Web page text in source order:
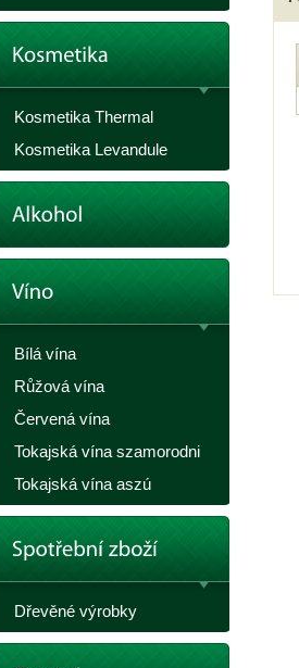
Kosmetika Thermal
Kosmetika Levandule
Bílá vína
Růžová vína
Červená vína
Tokajská vína szamorodni
Tokajská vína aszú
Dřevěné výrobky